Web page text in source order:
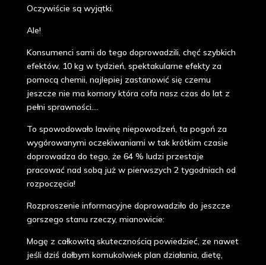
Oczywiście są wyjątki.
Ale!
Konsumenci sami do tego doprowadzili, chęć szybkich
efektów, 10 kg w tydzień, spektakularne efekty za
pomocą chemii, najlepiej zastanowić się czemu
jeszcze nie ma komory która cofa nasz czas do lat z
pełni sprawności....
To spowodowało lawinę niepowodzeń, ta pogoń za
wygórowanymi oczekiwaniami w tak krótkim czasie
doprowadza do tego, że 64 % ludzi przestaje
pracować nad sobą już w pierwszych 2 tygodniach od
rozpoczęcia!
Rozproszenie informacyjne doprowadziło do jeszcze
gorszego stanu rzeczy, mianowicie:
Mogę z całkowitą skutecznością powiedzieć, ze nawet
jeśli dziś dałbym komukolwiek plan działania, dietę,